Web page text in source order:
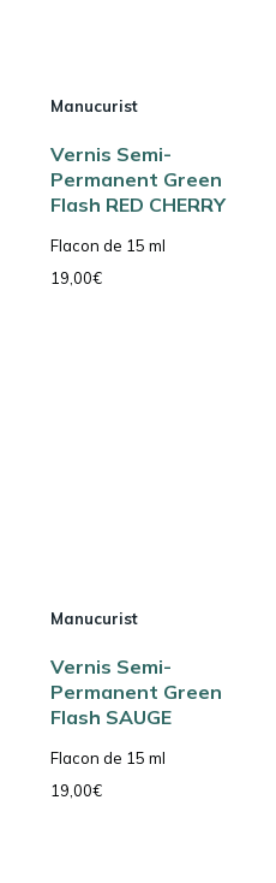
Manucurist
Vernis Semi-
Permanent Green
Flash RED CHERRY
Flacon de 15 ml
19,00€
Manucurist
Vernis Semi-
Permanent Green
Flash SAUGE
Flacon de 15 ml
19,00€